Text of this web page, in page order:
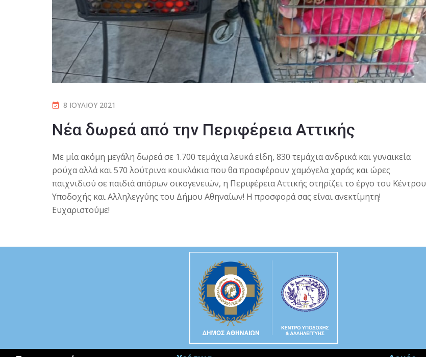
8 ΙΟΥΛΊΟΥ 2021
Νέα δωρεά από την Περιφέρεια Αττικής
Με μία ακόμη μεγάλη δωρεά σε 1.700 τεμάχια λευκά είδη, 830 τεμάχια ανδρικά και γυναικεία
ρούχα αλλά και 570 λούτρινα κουκλάκια που θα προσφέρουν χαμόγελα χαράς και ώρες
παιχνιδιού σε παιδιά απόρων οικογενειών, η Περιφέρεια Αττικής στηρίζει το έργο του Κέντρου
Υποδοχής και Αλληλεγγύης του Δήμου Αθηναίων! Η προσφορά σας είναι ανεκτίμητη!
Ευχαριστούμε!